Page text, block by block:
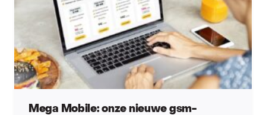
Mega Mobile: onze nieuwe gsm-